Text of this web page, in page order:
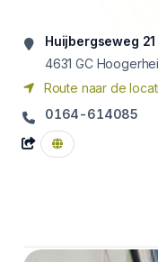
Huijbergseweg 21
4631 GC
Route naar de
0164-614085